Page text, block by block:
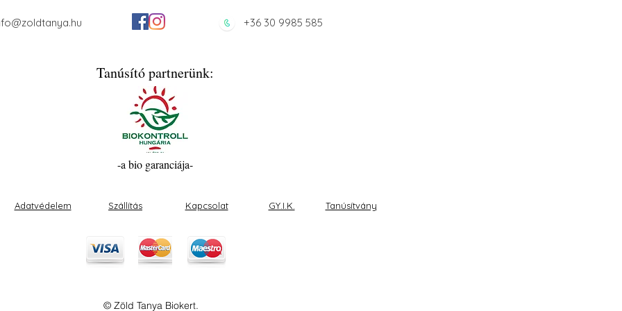
+36 30 9985 585
Tanúsító partnerünk:
-a bio garanciája-
Adatvédelem Szállítás Kapcsolat GY.I.K. Tanúsítvány
© Zöld Tanya Biokert.